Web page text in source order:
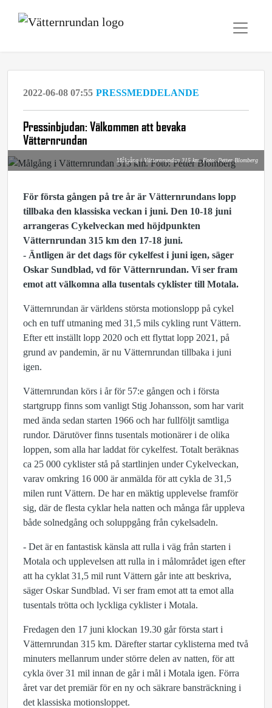
2022-06-08 07:55 PRESSMEDDELANDE
Pressinbjudan: Välkommen att bevaka
Vätternrundan
Målgång i Vätternrundan 315 km. Foto: Petter Blomberg
För första gången på tre år är Vätternrundans lopp
tillbaka den klassiska veckan i juni. Den 10-18 juni
arrangeras Cykelveckan med höjdpunkten
Vätternrundan 315 km den 17-18 juni.
- Äntligen är det dags för cykelfest i juni igen, säger
Oskar Sundblad, vd för Vätternrundan. Vi ser fram
emot att välkomna alla tusentals cyklister till Motala.
Vätternrundan är världens största motionslopp på cykel
och en tuff utmaning med 31,5 mils cykling runt Vättern.
Efter ett inställt lopp 2020 och ett flyttat lopp 2021, på
grund av pandemin, är nu Vätternrundan tillbaka i juni
igen.
Vätternrundan körs i år för 57:e gången och i första
startgrupp finns som vanligt Stig Johansson, som har varit
med ända sedan starten 1966 och har fullföljt samtliga
rundor. Därutöver finns tusentals motionärer i de olika
loppen, som alla har laddat för cykelfest. Totalt beräknas
ca 25 000 cyklister stå på startlinjen under Cykelveckan,
varav omkring 16 000 är anmälda för att cykla de 31,5
milen runt Vättern. De har en mäktig upplevelse framför
sig, där de flesta cyklar hela natten och många får uppleva
både solnedgång och soluppgång från cykelsadeln.
- Det är en fantastisk känsla att rulla i väg från starten i
Motala och upplevelsen att rulla in i målområdet igen efter
att ha cyklat 31,5 mil runt Vättern går inte att beskriva,
säger Oskar Sundblad. Vi ser fram emot att ta emot alla
tusentals trötta och lyckliga cyklister i Motala.
Fredagen den 17 juni klockan 19.30 går första start i
Vätternrundan 315 km. Därefter startar cyklisterna med två
minuters mellanrum under större delen av natten, för att
cykla över 31 mil innan de går i mål i Motala igen. Förra
året var det premiär för en ny och säkrare bansträckning i
det klassiska motionsloppet.